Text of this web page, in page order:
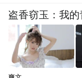
盗香窃玉：我